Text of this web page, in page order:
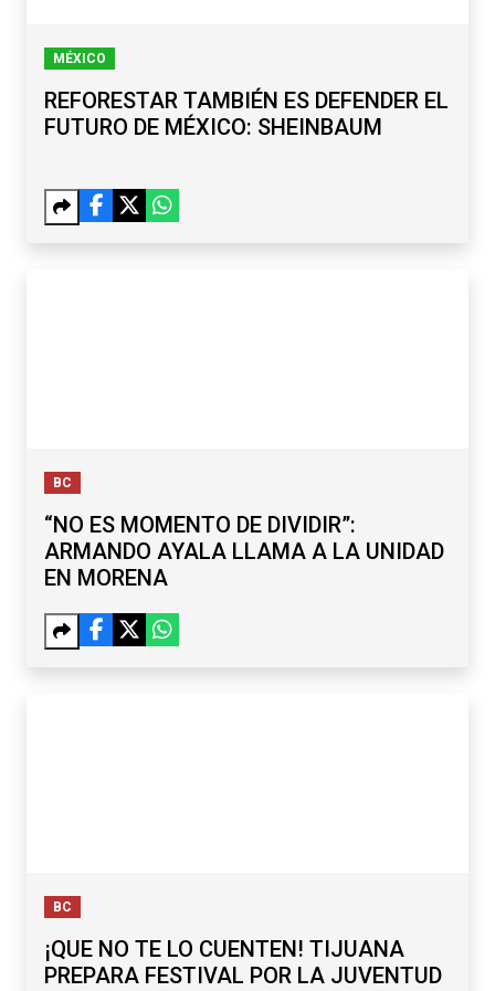
MÉXICO
REFORESTAR TAMBIÉN ES DEFENDER EL
FUTURO DE MÉXICO: SHEINBAUM
BC
“NO ES MOMENTO DE DIVIDIR”:
ARMANDO AYALA LLAMA A LA UNIDAD
EN MORENA
BC
¡QUE NO TE LO CUENTEN! TIJUANA
PREPARA FESTIVAL POR LA JUVENTUD